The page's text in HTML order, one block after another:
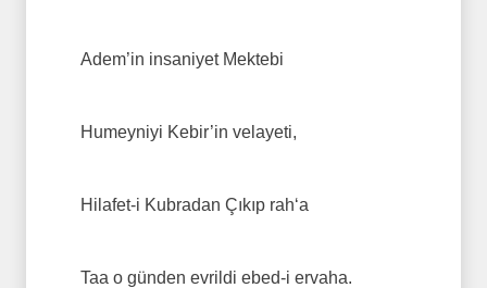
Adem’in insaniyet Mektebi
Humeyniyi Kebir’in velayeti,
Hilafet-i Kubradan Çıkıp rah‘a
Taa o günden evrildi ebed-i ervaha.